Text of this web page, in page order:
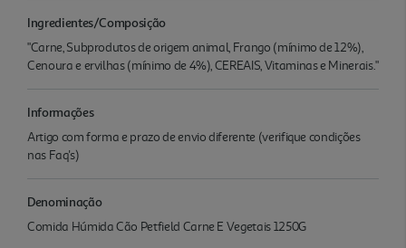
Ingredientes/Composição
"Carne, Subprodutos de origem animal, Frango (mínimo de 12%),
Cenoura e ervilhas (mínimo de 4%), CEREAIS, Vitaminas e Minerais."
Informações
Artigo com forma e prazo de envio diferente (verifique condições
nas Faq's)
Denominação
Comida Húmida Cão Petfield Carne E Vegetais 1250G